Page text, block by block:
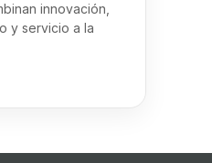
innovación,
y servicio a la